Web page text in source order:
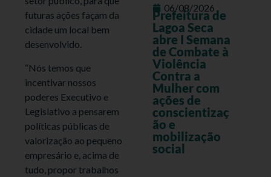
futuras ações façam da
cidade um local bem
desenvolvido.
“Nós temos que
incentivar nossos
poderes Executivo e
Legislativo a pensarem
políticas públicas de
valorização ao pequeno
empresário e, acima de
tudo, propor trabalhos
06/08/2026
Prefeitura de
Lagoa Seca
abre I Semana
de Combate à
Violência
Contra a
Mulher com
ações de
conscientizaç
ão e
mobilização
social